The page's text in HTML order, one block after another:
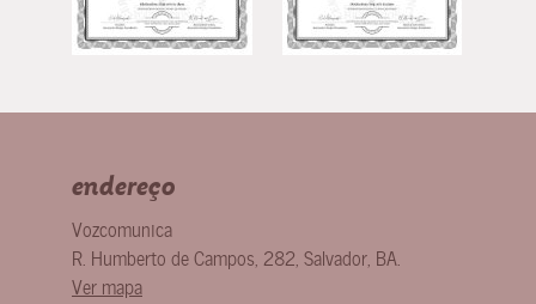
endereço
Vozcomunica
R. Humberto de Campos, 282 Salvador BA
Ver mapa